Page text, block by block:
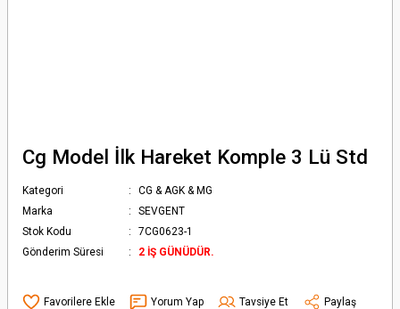
Cg Model İlk Hareket Komple 3 Lü Std
Kategori
CG & AGK & MG
Marka
SEVGENT
Stok Kodu
7CG0623-1
Gönderim Süresi
2 İŞ GÜNÜDÜR.
Yorum Yap Tavsiye Et
Paylaş